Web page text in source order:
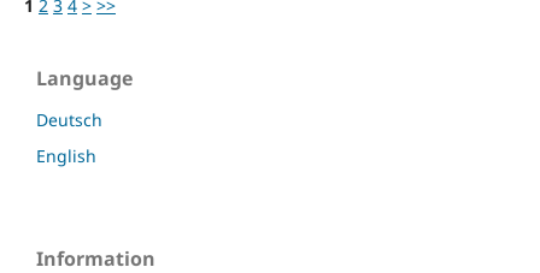
1 2 3 4 > >>
Language
Deutsch
English
Information